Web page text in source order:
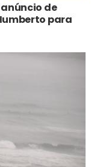
de
para